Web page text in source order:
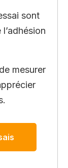
sont
mesurer